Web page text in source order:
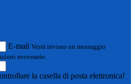
E-mail Verrà inviato un messaggio
necessarie.
la casella di posta elettronica!